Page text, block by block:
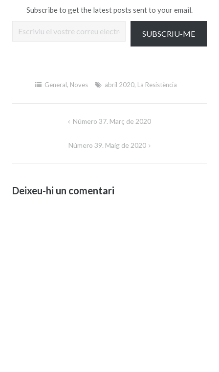
Subscribe to get the latest posts sent to your email.
SUBSCRIU-ME
General, Noves abril 2020, La Resistència
Número 37. Març de 2020
Número 39. Maig de 2020
Deixeu-hi un comentari